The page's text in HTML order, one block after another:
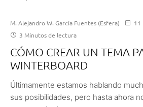
M. Alejandro W. García Fuentes (Esfera)
11
3 Minutos de lectura
CÓMO CREAR UN TEMA
WINTERBOARD
Últimamente estamos hablando
sus posibilidades, pero hasta ahora